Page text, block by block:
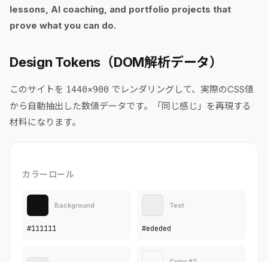
lessons, AI coaching, and portfolio projects that
prove what you can do.
Design Tokens（DOM解析データ）
このサイトを 1440×900 でレンダリングして、実際のCSS値
から自動抽出した数値データです。「同じ感じ」を再現する
材料になります。
カラーロール
Background
#111111
Text
#ededed